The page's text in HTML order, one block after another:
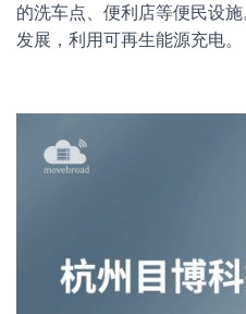
的洗车点、便利店等便民设
发展，利用可再生能源充电。